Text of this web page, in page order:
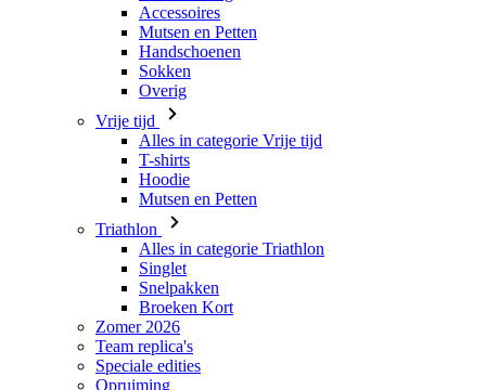
Vrije tijd
Alles in categorie Vrije tijd
T-shirts
Hoodie
Mutsen en Petten
Triathlon
Alles in categorie Triathlon
Singlet
Snelpakken
Broeken Kort
Zomer 2026
Team replica's
Speciale edities
Opruiming
Waardebonnen
Dames
Alles in categorie Dames